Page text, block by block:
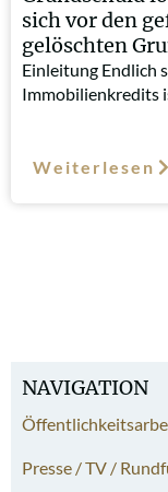
NAVIGATION
Presse / TV /
sich vor den
gelöschten
Einleitung Endlich
Immobilienkredits
Weiterlesen